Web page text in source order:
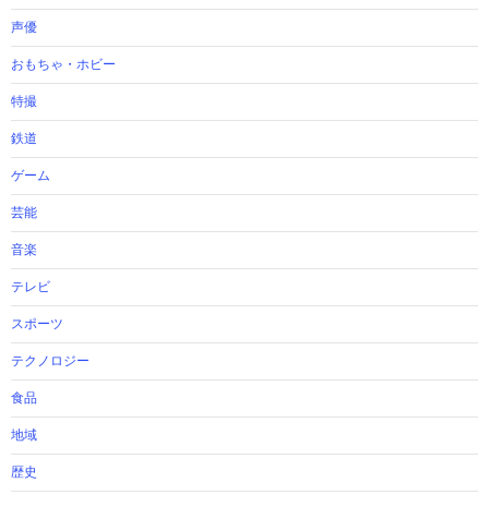
声優
おもちゃ・ホビー
特撮
鉄道
ゲーム
芸能
音楽
テレビ
スポーツ
テクノロジー
食品
地域
歴史